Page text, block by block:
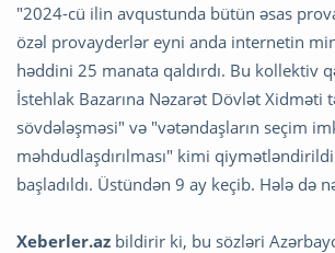
"2024-cü ilin avqustunda bütün əsas
özəl provayderlər eyni anda internetin
həddini 25 manata qaldırdı. Bu kollektiv
İstehlak Bazarına Nəzarət Dövlət Xidməti
sövdələşməsi" və "vətəndaşların seçim
məhdudlaşdırılması" kimi
başladıldı. Üstündən 9 ay keçib. Hələ də
Xeberler.az bildirir ki, bu sözləri